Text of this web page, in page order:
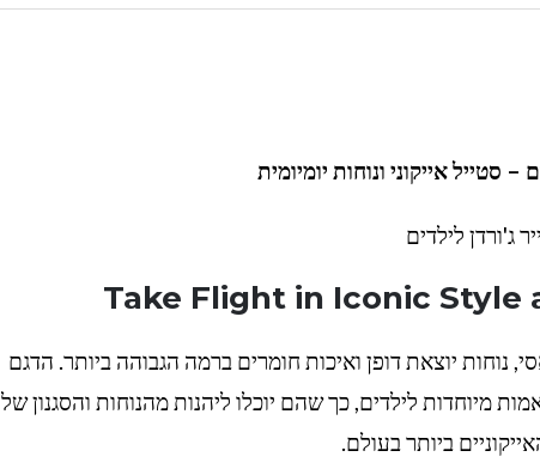
ג'ורדן לילדים
Take Flight in Iconic Style
נוחות יוצאת דופן ואיכות חומרים ברמה הגבוהה ביותר. הדגם
מיוחדות לילדים, כך שהם יוכלו ליהנות מהנוחות והסגנון של
ביותר בעולם.